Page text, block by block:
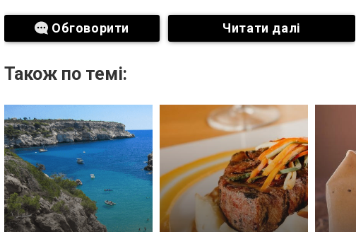
Обговорити Читати далі
Також по темі: